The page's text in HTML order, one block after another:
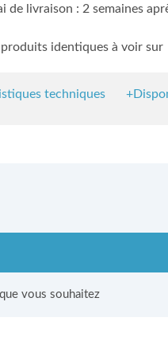
de livraison : 2 semaines
produits identiques à voir sur
techniques
vous souhaitez